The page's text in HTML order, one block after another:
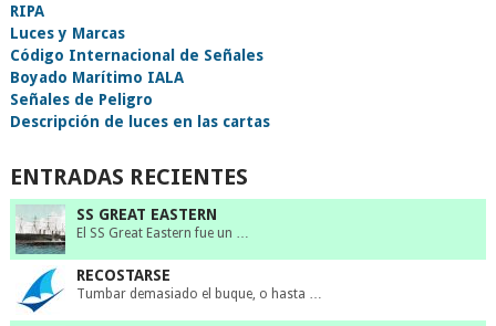
RIPA
Luces y Marcas
Código Internacional de Señales
Boyado Marítimo IALA
Señales de Peligro
Descripción de luces en las cartas
ENTRADAS RECIENTES
SS GREAT EASTERN
El SS Great Eastern fue un …
RECOSTARSE
Tumbar demasiado el buque, o hasta …